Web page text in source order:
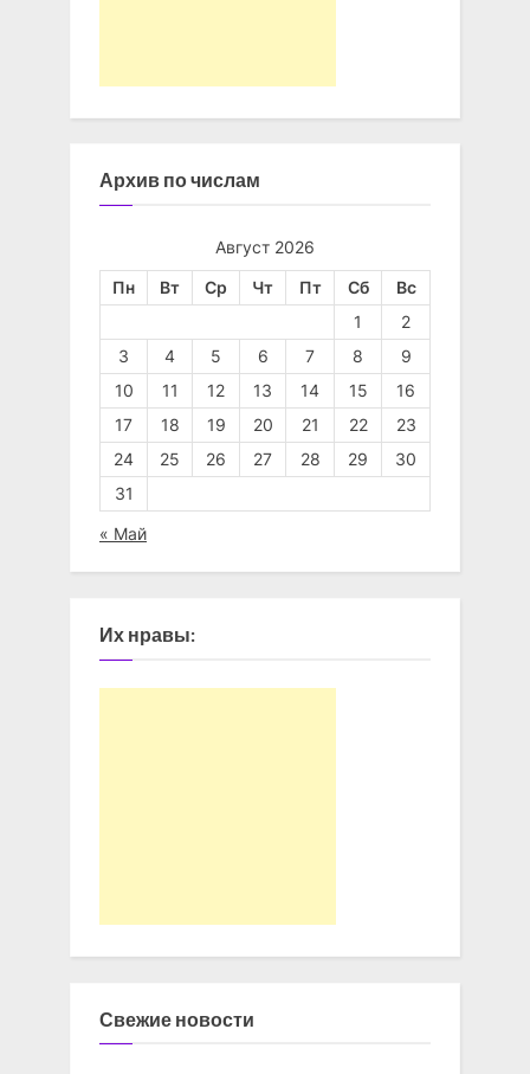
Архив по числам
Август 2026
Пн Вт Ср Чт Пт Сб
Вс
1
2
3
4 5 6 7 8
9
10
11 12 13 14 15
16
17
18 19 20 21 22
23
24
25 26 27 28 29
30
31
« Май
Их нравы:
Свежие новости